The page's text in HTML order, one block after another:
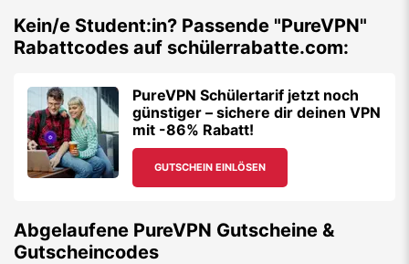
Kein/e Student:in? Passende "PureVPN"
Rabattcodes auf schülerrabatte.com:
PureVPN Schülertarif jetzt noch
günstiger – sichere dir deinen VPN
mit -86% Rabatt!
GUTSCHEIN EINLÖSEN
Abgelaufene PureVPN Gutscheine &
Gutscheincodes